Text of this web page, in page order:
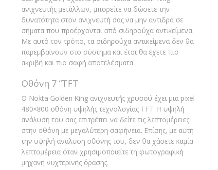
ανιχνευτής μετάλλων, μπορείτε να δώσετε την
δυνατότητα στον ανιχνευτή σας να μην αντιδρά σε
σήματα που προέρχονται από σιδηρούχα αντικείμενα.
Με αυτό τον τρόπο, τα σιδηρούχα αντικείμενα δεν θα
παρεμβαίνουν στο σύστημα και έτσι θα έχετε πιο
ακριβή και πιο σαφή αποτελέσματα.
Οθόνη 7 “TFT
Ο Nokta Golden King ανιχνευτής χρυσού έχει μια pixel
480×800 οθόνη υψηλής τεχνολογίας TFT. Η υψηλή
ανάλυσή του σας επιτρέπει να δείτε τις λεπτομέρειες
στην οθόνη με μεγαλύτερη σαφήνεια. Επίσης, με αυτή
την υψηλή ανάλυση οθόνης του, δεν θα χάσετε καμία
λεπτομέρεια όταν χρησιμοποιείτε τη φωτογραφική
μηχανή νυχτερινής όρασης.